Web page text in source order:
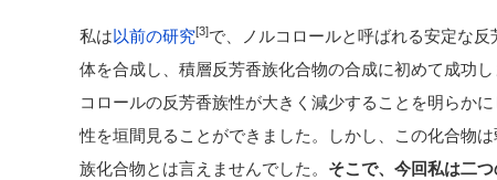
私は以前の研究[3]で、ノルコロールと呼ばれる安定な
体を合成し、積層反芳香族化合物の合成に初めて成功
コロールの反芳香族性が大きく減少することを明らか
性を垣間見ることができました。しかし、この化合物
族化合物とは言えませんでした。 そこで、今回私は二